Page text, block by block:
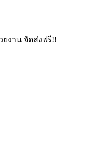
งาน จัดส่งฟรี!!